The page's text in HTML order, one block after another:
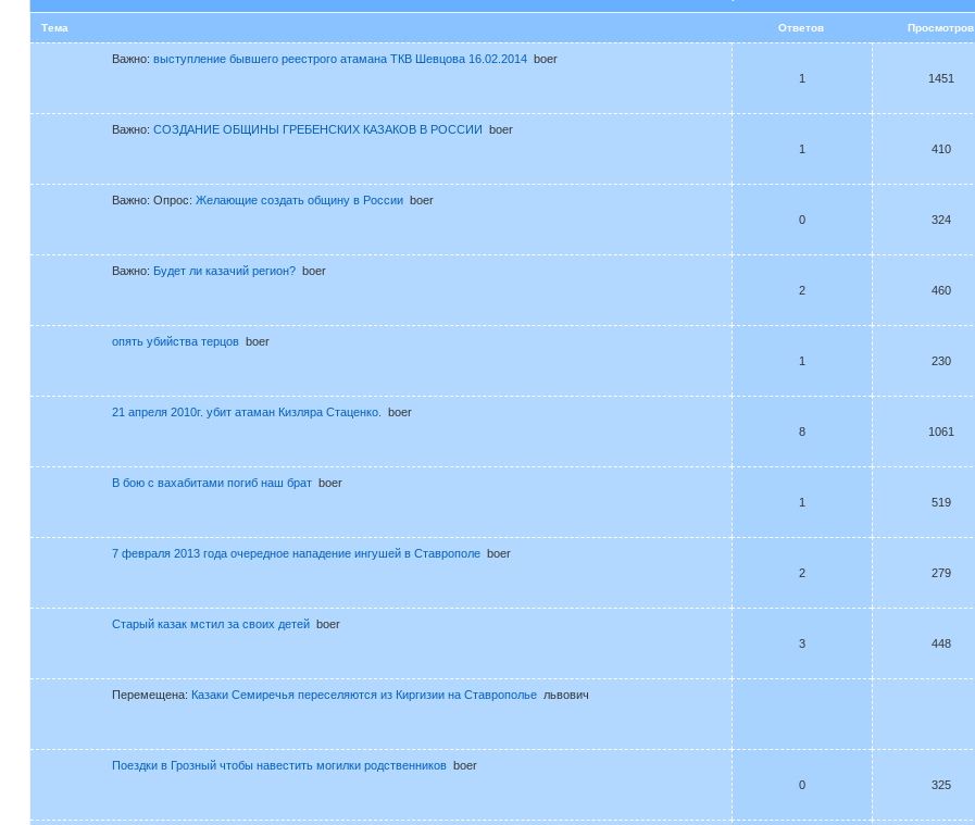
Тема Ответов Просмотров
Важно: выступление бывшего реестрого атамана ТКВ Шевцова 16.02.2014 boer
1
1451
Важно: СОЗДАНИЕ ОБЩИНЫ ГРЕБЕНСКИХ КАЗАКОВ В РОССИИ boer
1
410
Важно: Опрос: Желающие создать общину в России boer
0
324
Важно: Будет ли казачий регион? boer
2
460
опять убийства терцов boer
1
230
21 апреля 2010г. убит атаман Кизляра Стаценко.
boer
8
1061
В бою с вахабитами погиб наш брат boer
1
519
7 февраля 2013 года очередное нападение ингушей в Ставрополе boer
2
279
Старый казак мстил за своих детей boer
3
448
Перемещена: Казаки Семиречья переселяются из Киргизии на Ставрополье львович
Поездки в Грозный чтобы навестить могилки родственников boer
0
325